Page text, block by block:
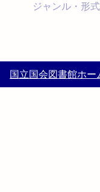
ジャンル・形
国立国会図書館ホー